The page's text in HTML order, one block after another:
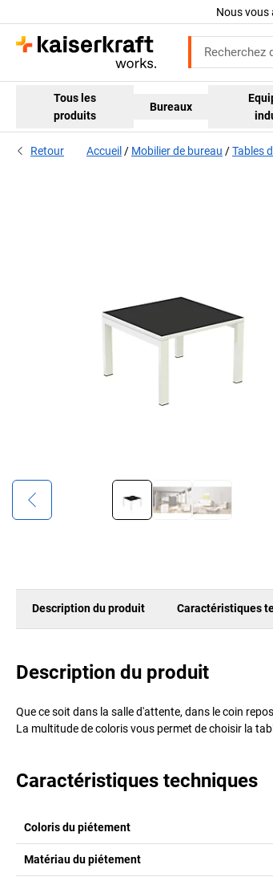
Nous vous
Tous les
produits
Bureaux
Retour Accueil Mobilier de bureau Tables
Description du produit Caractéristiques
Description du produit
Que ce soit dans la salle d'attente, dans le coin
La multitude de coloris vous permet de choisir la
Caractéristiques techniques
Coloris du piétement
Matériau du piétement